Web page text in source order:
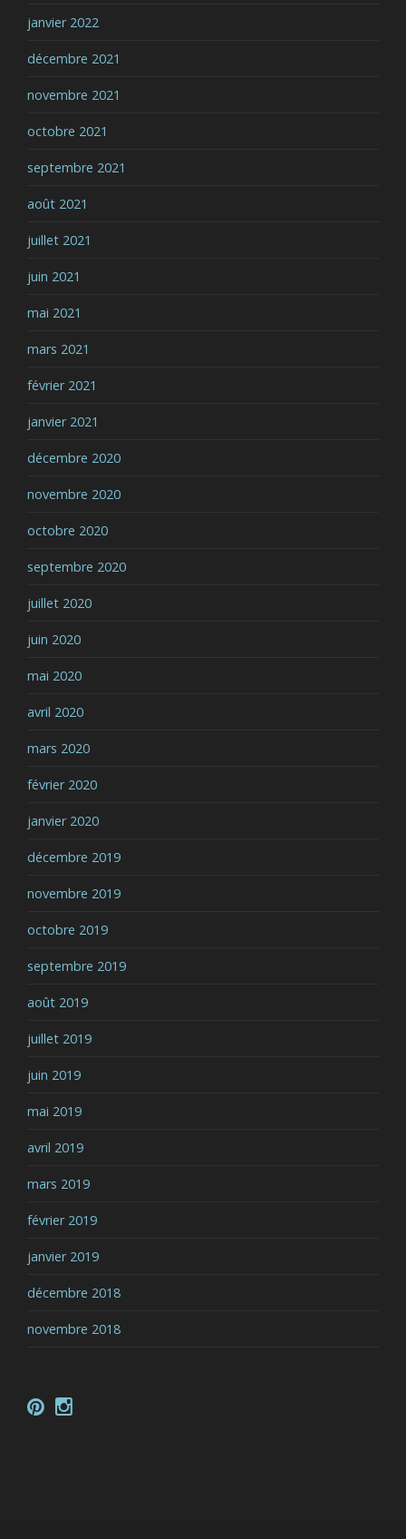
janvier 2022
décembre 2021
novembre 2021
octobre 2021
septembre 2021
août 2021
juillet 2021
juin 2021
mai 2021
mars 2021
février 2021
janvier 2021
décembre 2020
novembre 2020
octobre 2020
septembre 2020
juillet 2020
juin 2020
mai 2020
avril 2020
mars 2020
février 2020
janvier 2020
décembre 2019
novembre 2019
octobre 2019
septembre 2019
août 2019
juillet 2019
juin 2019
mai 2019
avril 2019
mars 2019
février 2019
janvier 2019
décembre 2018
novembre 2018